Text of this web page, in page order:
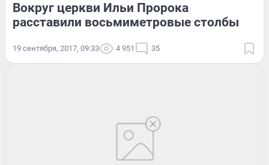
Вокруг церкви Ильи Пророка
расставили восьмиметровые столбы
19 сентября, 2017, 09:33 4 951 35